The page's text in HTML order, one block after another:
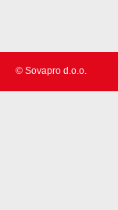
© Sovapro d.o.o.